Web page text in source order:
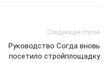
Следующая статья
Руководство Согда вновь
посетило стройплощадку